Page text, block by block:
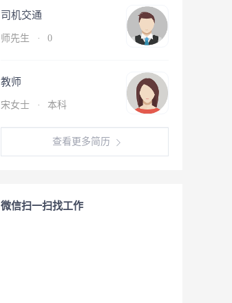
司机交通
师先生 · 0
教师
宋女士 · 本科
查看更多简历
微信扫一扫找工作